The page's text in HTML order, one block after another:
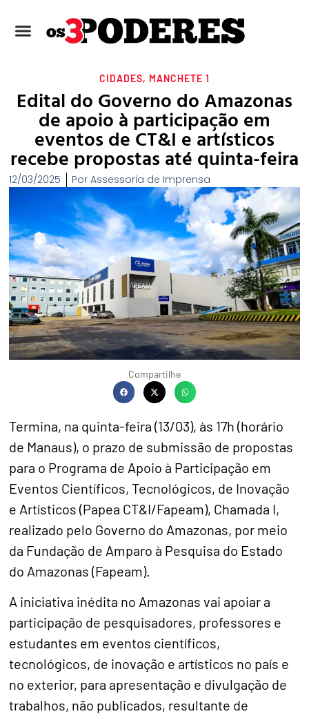
CIDADES, MANCHETE 1
Edital do Governo do Amazonas
de apoio à participação em
eventos de CT&I e artísticos
recebe propostas até quinta-feira
12/03/2025 Por Assessoria de Imprensa
Compartilhe
Termina, na quinta-feira (13/03), às 17h (horário
de Manaus), o prazo de submissão de propostas
para o Programa de Apoio à Participação em
Eventos Científicos, Tecnológicos, de Inovação
e Artísticos (Papea CT&I/Fapeam), Chamada I,
realizado pelo Governo do Amazonas, por meio
da Fundação de Amparo à Pesquisa do Estado
do Amazonas (Fapeam).
A iniciativa inédita no Amazonas vai apoiar a
participação de pesquisadores, professores e
estudantes em eventos científicos,
tecnológicos, de inovação e artísticos no país e
no exterior, para apresentação e divulgação de
trabalhos, não publicados, resultante de